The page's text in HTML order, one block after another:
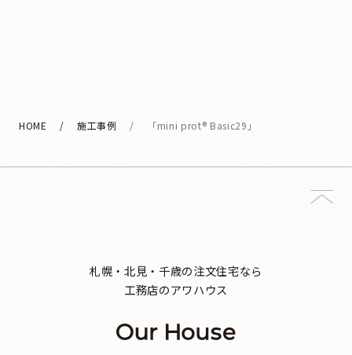
HOME 施工事例 「mini prot® Basic29」
札幌・北見・千歳の注文住宅なら
工務店のアワハウス